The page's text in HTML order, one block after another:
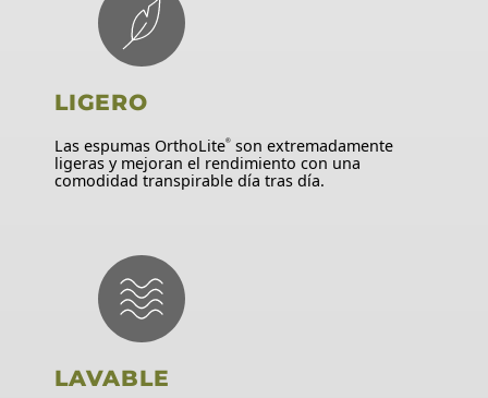
LIGERO
Las espumas OrthoLite® son extremadamente
ligeras y mejoran el rendimiento con una
comodidad transpirable día tras día.
LAVABLE